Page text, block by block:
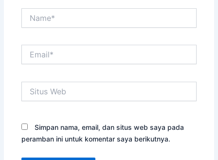
Web
Simpan nama, email, dan situs web saya pada
peramban ini untuk komentar saya berikutnya.